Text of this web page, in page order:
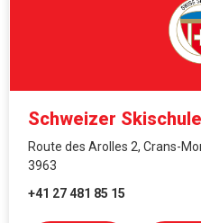
Schweizer
Route des Arolles 2, Crans-
3963
+41 27 481 85 15